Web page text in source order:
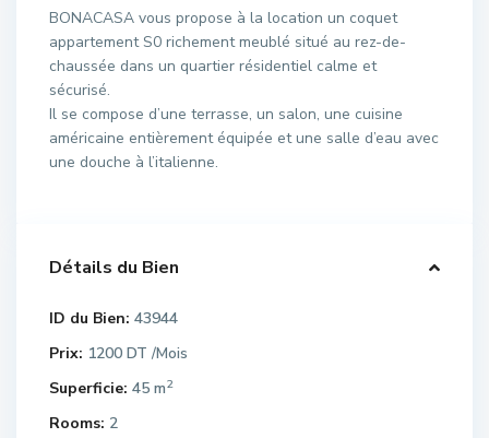
BONACASA vous propose à la location un coquet
appartement S0 richement meublé situé au rez-de-
chaussée dans un quartier résidentiel calme et
sécurisé.
Il se compose d’une terrasse, un salon, une cuisine
américaine entièrement équipée et une salle d’eau avec
une douche à l’italienne.
Détails du Bien
ID du Bien: 43944
Prix: 1200 DT /Mois
Superficie: 45 m2
Rooms: 2